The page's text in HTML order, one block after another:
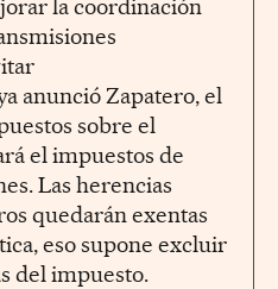
la coordinación
anunció Zapatero, el
sobre el
el impuestos de
Las herencias
quedarán exentas
eso supone excluir
del impuesto.